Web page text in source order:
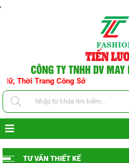
,
CÔNG TY TNHH DV
Thời Trang Công Sở
TƯ VẤN THIẾT KẾ